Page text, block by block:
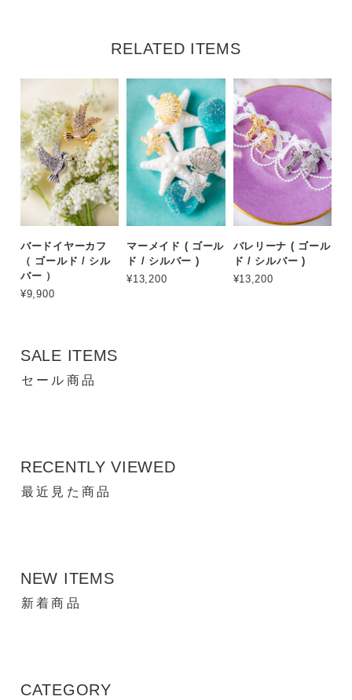
RELATED ITEMS
バードイヤーカフ
（ ゴールド / シル
バー ）
¥9,900
マーメイド ( ゴール
ド / シルバー )
¥13,200
バレリーナ ( ゴール
ド / シルバー )
¥13,200
SALE ITEMS
セール商品
RECENTLY VIEWED
最近見た商品
NEW ITEMS
新着商品
CATEGORY